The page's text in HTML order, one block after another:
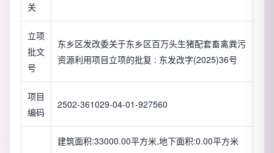
关
立项
批文
号
东乡区发改委关于东乡区百万头生猪配套畜禽粪污
资源利用项目立项的批复 : 东发改字(2025)36号
项目
编码
2502-361029-04-01-927560
建筑面积:33000.00平方米,地下面积:0.00平方米